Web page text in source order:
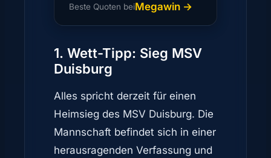
Beste Quoten beiMegawin →
1. Wett-Tipp: Sieg MSV
Duisburg
Alles spricht derzeit für einen
Heimsieg des MSV Duisburg. Die
Mannschaft befindet sich in einer
herausragenden Verfassung und